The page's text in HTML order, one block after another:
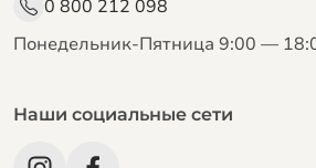
0 800 212 098
Понедельник-Пятница 9:00 —
Наши социальные сети